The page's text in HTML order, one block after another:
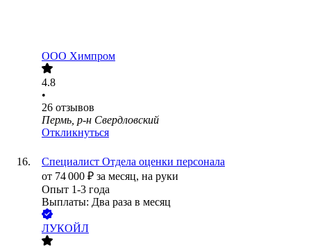
ООО Химпром
4.8
•
26 отзывов
Пермь, р-н Свердловский
Откликнуться
Специалист Отдела оценки персонала
от 74 000 ₽ за месяц, на руки
Опыт 1-3 года
Выплаты: Два раза в месяц
ЛУКОЙЛ